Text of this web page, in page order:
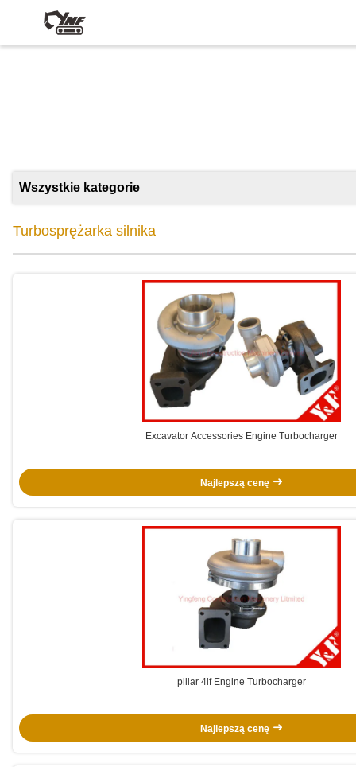
Wszystkie kategorie
Turbosprężarka silnika
Excavator Accessories Engine Turbocharger
Najlepszą cenę
pillar 4lf Engine Turbocharger
Najlepszą cenę